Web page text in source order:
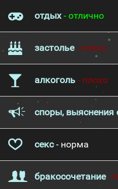
отдых- отлично
застолье- плохо
алкоголь - плохо
споры, выяснения
секс- норма
бракосочетание-